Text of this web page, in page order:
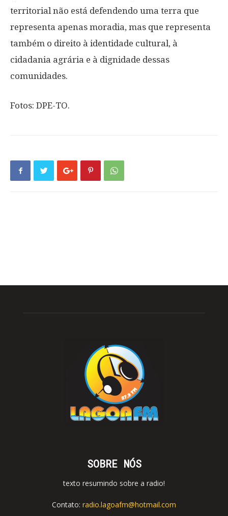
territorial não está defendendo uma terra que
representa apenas moradia, mas que representa
também o direito à identidade cultural, à
cidadania agrária e à dignidade dessas
comunidades.
Fotos: DPE-TO.
SOBRE NÓS
texto resumindo sobre a radio!
Contato: radio.lagoafm@hotmail.com